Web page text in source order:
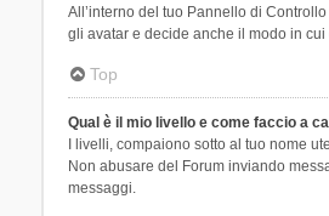
All’interno del tuo Pannello di
gli avatar e decide anche il modo in
Top
Qual è il mio livello e come faccio a
I livelli, compaiono sotto al tuo nome
Non abusare del Forum inviando
messaggi.